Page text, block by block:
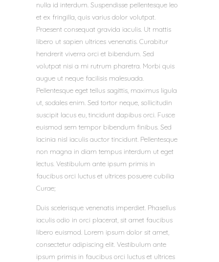
nulla id interdum. Suspendisse pellentesque leo
et ex fringilla, quis varius dolor volutpat.
Praesent consequat gravida iaculis. Ut mattis
libero ut sapien ultrices venenatis. Curabitur
hendrerit viverra orci et bibendum. Sed
volutpat nisi a mi rutrum pharetra. Morbi quis
augue ut neque facilisis malesuada.
Pellentesque eget tellus sagittis, maximus ligula
ut, sodales enim. Sed tortor neque, sollicitudin
suscipit lacus eu, tincidunt dapibus orci. Fusce
euismod sem tempor bibendum finibus. Sed
lacinia nisl iaculis auctor tincidunt. Pellentesque
non magna in diam tempus interdum ut eget
lectus. Vestibulum ante ipsum primis in
faucibus orci luctus et ultrices posuere cubilia
Curae;
Duis scelerisque venenatis imperdiet. Phasellus
iaculis odio in orci placerat, sit amet faucibus
libero euismod. Lorem ipsum dolor sit amet,
consectetur adipiscing elit. Vestibulum ante
ipsum primis in faucibus orci luctus et ultrices